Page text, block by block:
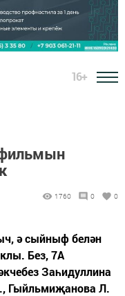
16+
фильмын
1760 0 0
ә сыйныф белән
Без, 7А
Заһидуллина
Гыйльмиҗанова Л.